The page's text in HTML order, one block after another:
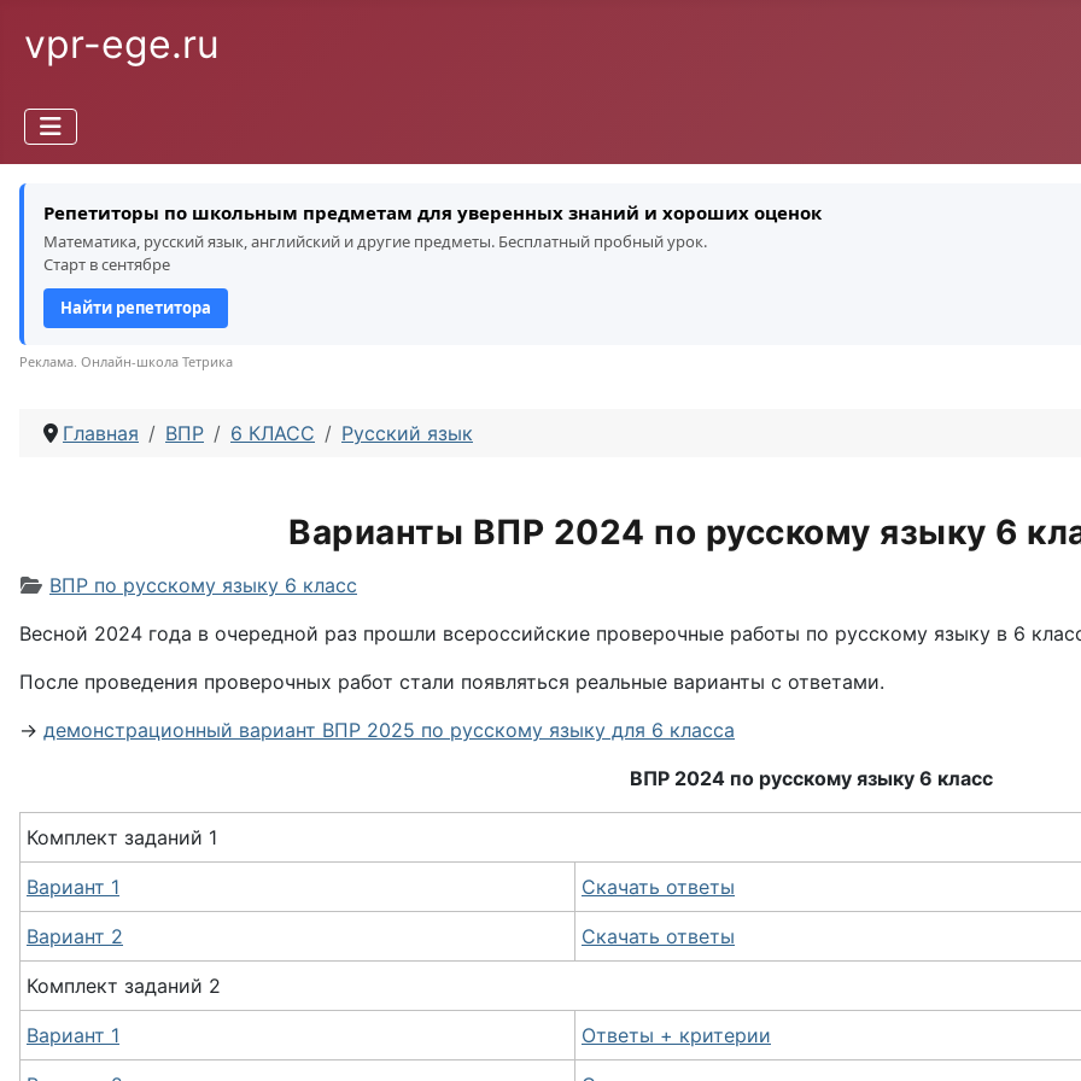
vpr-ege.ru
Репетиторы по школьным предметам для уверенных знаний и хороших оценок
Математика, русский язык, английский и другие предметы. Бесплатный пробный урок.
Старт в сентябре
Найти репетитора
Реклама. Онлайн-школа Тетрика
Главная ВПР 6 КЛАСС Русский язык
Варианты ВПР 2024 по русскому языку 6
Информация о материале
ВПР по русскому языку 6 класс
Весной 2024 года в очередной раз прошли всероссийские проверочные работы по русскому языку в 6
После проведения проверочных работ стали появляться реальные варианты с ответами.
→ демонстрационный вариант ВПР 2025 по русскому языку для 6 класса
ВПР 2024 по русскому языку 6 класс
Комплект заданий 1
Вариант 1 Скачать ответы
Вариант 2 Скачать ответы
Комплект заданий 2
Вариант 1 Ответы + критерии